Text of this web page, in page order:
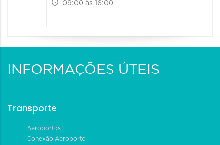
09:00 às 16:00
INFORMAÇÕES ÚTEIS
Transporte
Aeroportos
Conexão Aeroporto